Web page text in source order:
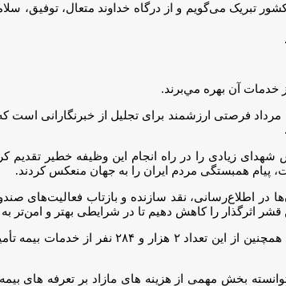
تبریک می‌گویم و از درگاه خداوند متعال، توفیق،
با تبریک روز خبرنگار به فعالان این حوزه گفت: ۱۷ مرداد فرصتی ارزشمند برای
زیادی را در راه انجام این وظیفه خطیر تقدیم
اطلاع‌رسانی، نقد سازنده و بازتاب فعالیت‌های
اثرگذار را کاهش دهیم تا در شرایطی بهتر و امن‌تر
مدیر عامل صندوق اعتباری هنر در ادامه افزود: ۱۰ هزار و ۹۳۰ نفر از
بخش مهمی از هزینه های مازاد بر تعرفه های